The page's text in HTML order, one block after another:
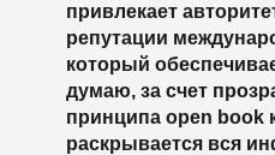
привлекает
репутации
который
думаю, за счет
принципа open book
раскрывается вся